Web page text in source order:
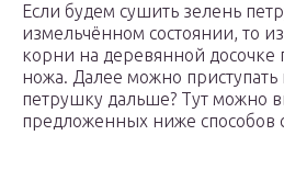
Если будем сушить зелень
измельчённом состоянии, то
корни на деревянной досочке
ножа. Далее можно
петрушку дальше? Тут можно
предложенных ниже способов